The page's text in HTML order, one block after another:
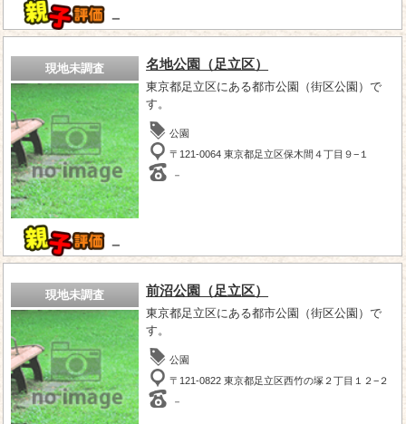
－
現地未調査
－
名地公園（足立区）
東京都足立区にある都市公園（街区公園）で
す。
公園
〒121-0064 東京都足立区保木間４丁目９−１
－
現地未調査 前沼公園（足立区）
東京都足立区にある都市公園（街区公園）で
す。
公園
〒121-0822 東京都足立区西竹の塚２丁目１２−２
－